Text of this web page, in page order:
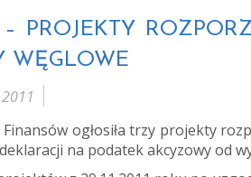
– PROJEKTY
WĘGLOWE
ogłosiła trzy projekty
na podatek akcyzowy od